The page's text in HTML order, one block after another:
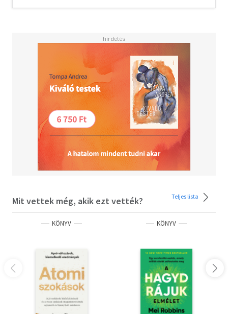
"A halál gondolata aggasztó, de hiába: mégsem élhetünk
A szerző betekintést enged kétségekkel teli
gyötrődésébe, keresésébe, így megérezhetjük, milyen
lenne "mindent" elveszíteni, könyve mégis szívmelengető
életigenlést és hálát ébreszt bennünk szeretteinkért és
az örömökért, amikkel az élet a születés és a halál között
elhalmoz minket - amelyeket korábban észre se vettünk.
Olvasd el mások véleményét is!
Mit vettek még, akik ezt vették? Teljes lista
KÖNYV KÖNYV